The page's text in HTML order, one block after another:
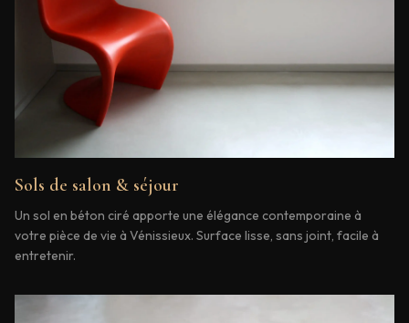
Sols de salon & séjour
Un sol en béton ciré apporte une élégance contemporaine à
votre pièce de vie à Vénissieux. Surface lisse, sans joint, facile à
entretenir.